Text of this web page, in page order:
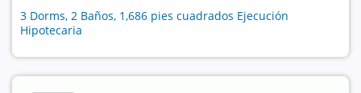
3 Dorms, 2 Baños, 1,686 pies cuadrados Ejecución
Hipotecaria